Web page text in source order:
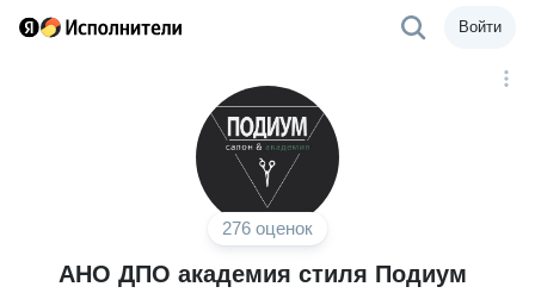
Войти
276 оценок
АНО ДПО академия стиля Подиум